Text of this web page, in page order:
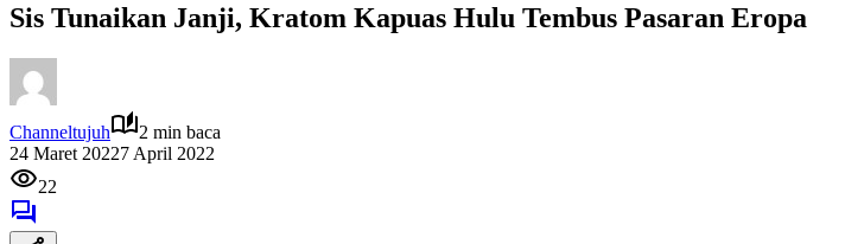
Sis Tunaikan Janji, Kratom Kapuas Hulu Tembus Pasaran Eropa
Channeltujuh
2 min baca
24 Maret 20227 April 2022
22